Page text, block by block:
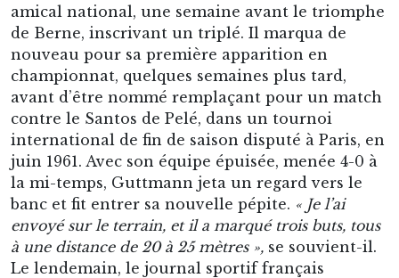
amical national, une semaine avant le triomphe
de Berne, inscrivant un triplé. Il marqua de
nouveau pour sa première apparition en
championnat, quelques semaines plus tard,
avant d’être nommé remplaçant pour un match
contre le Santos de Pelé, dans un tournoi
international de fin de saison disputé à Paris, en
juin 1961. Avec son équipe épuisée, menée 4-0 à
la mi-temps, Guttmann jeta un regard vers le
banc et fit entrer sa nouvelle pépite. « Je l’ai
envoyé sur le terrain, et il a marqué trois buts, tous
à une distance de 20 à 25 mètres », se souvient-il.
Le lendemain, le journal sportif français